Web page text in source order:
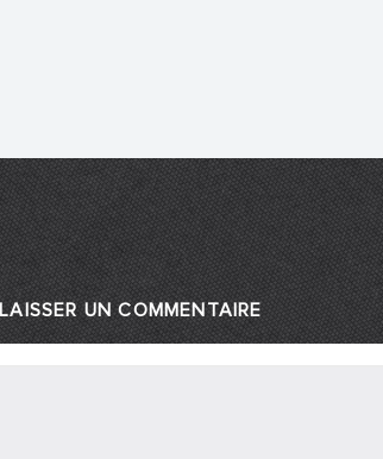
LAISSER UN COMMENTAIRE